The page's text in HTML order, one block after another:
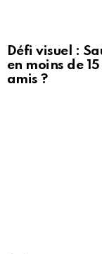
Défi visuel :
en moins de
amis ?